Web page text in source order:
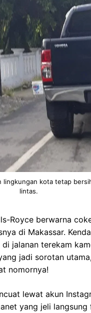
lingkungan kota tetap
lintas.
Royce berwarna
di Makassar.
jalanan terekam
jadi sorotan
nomornya!
lewat akun
yang jeli
All
kamu mulai
buat
jadi